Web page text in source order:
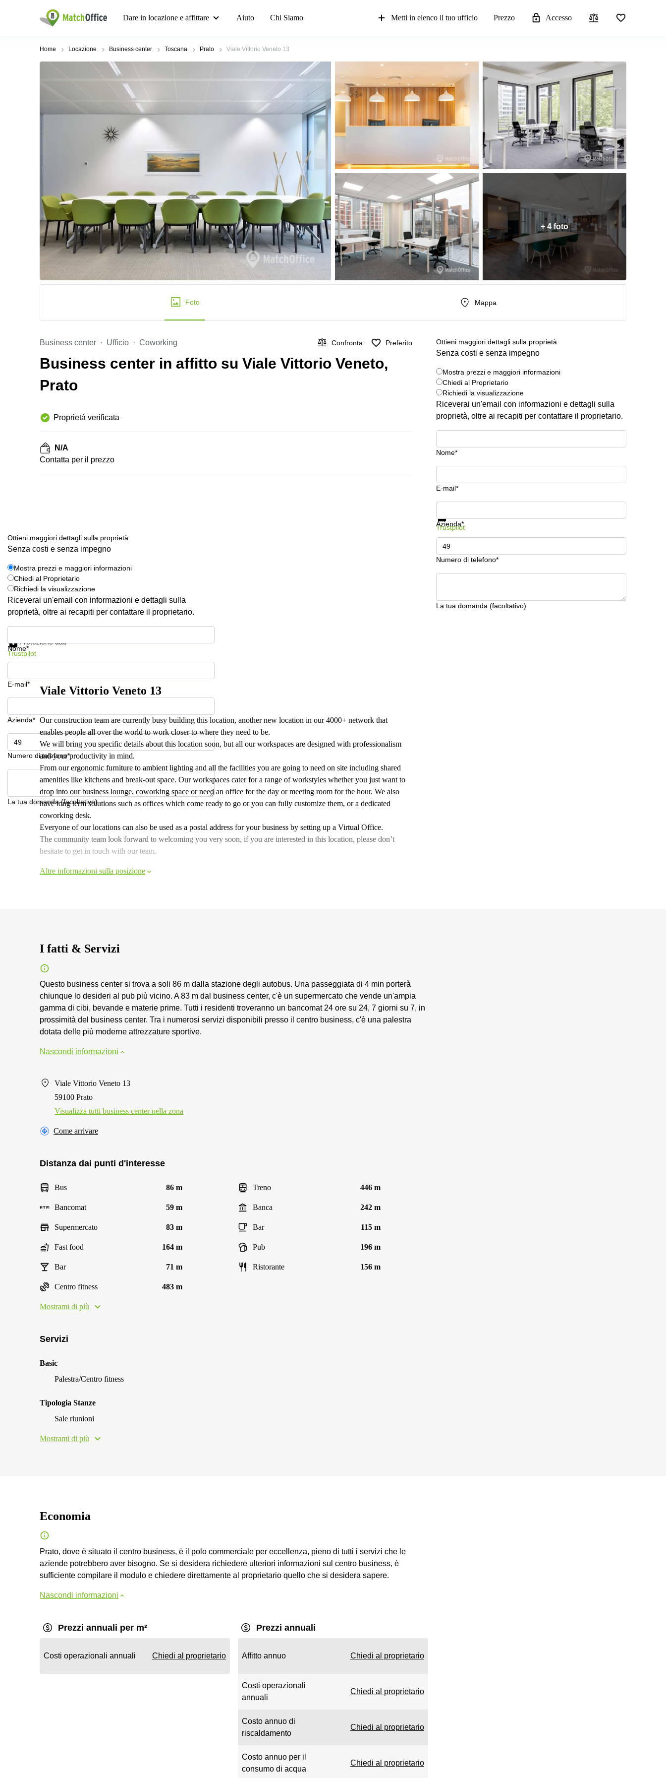
Dare in locazione e affittare Aiuto Chi Siamo Metti in elenco il tuo ufficio Prezzo Accesso
Home Locazione Business center Toscana Prato Viale Vittorio Veneto 13
+ 4 foto
Foto Mappa
Business center Ufficio Coworking Confronta Preferito
Business center in affitto su Viale Vittorio Veneto,
Prato
Proprietà verificata
N/A
Сontatta per il prezzo
Ottieni maggiori dettagli sulla proprietà
Senza costi e senza impegno
Mostra prezzi e maggiori informazioni
Chiedi al Proprietario
Richiedi la visualizzazione
Riceverai un'email con informazioni e dettagli sulla
proprietà, oltre ai recapiti per contattare il proprietario.
Nome*
E-mail*
Azienda*
Numero di telefono*
La tua domanda (facoltativo)
Mostra prezzi e maggiori informazioni
Trustpilot
Ottieni maggiori dettagli sulla proprietà
Senza costi e senza impegno
Mostra prezzi e maggiori informazioni
Chiedi al Proprietario
Richiedi la visualizzazione
Riceverai un'email con informazioni e dettagli sulla
proprietà, oltre ai recapiti per contattare il proprietario.
Nome*
E-mail*
Azienda*
Numero di telefono*
La tua domanda (facoltativo)
Protezione dati
Trustpilot
Viale Vittorio Veneto 13
Our construction team are currently busy building this location, another new location in our 4000+ network that
enables people all over the world to work closer to where they need to be.
We will bring you specific details about this location soon, but all our workspaces are designed with professionalism
and your productivity in mind.
From our ergonomic furniture to ambient lighting and all the facilities you are going to need on site including shared
amenities like kitchens and break-out space. Our workspaces cater for a range of workstyles whether you just want to
drop into our business lounge, coworking space or need an office for the day or meeting room for the hour. We also
have long term solutions such as offices which come ready to go or you can fully customize them, or a dedicated
coworking desk.
Everyone of our locations can also be used as a postal address for your business by setting up a Virtual Office.
The community team look forward to welcoming you very soon, if you are interested in this location, please don’t
hesitate to get in touch with our team.
Altre informazioni sulla posizione
I fatti & Servizi
Questo business center si trova a soli 86 m dalla stazione degli autobus. Una passeggiata di 4 min porterà
chiunque lo desideri al pub più vicino. A 83 m dal business center, c'è un supermercato che vende un'ampia
gamma di cibi, bevande e materie prime. Tutti i residenti troveranno un bancomat 24 ore su 24, 7 giorni su 7, in
prossimità del business center. Tra i numerosi servizi disponibili presso il centro business, c'è una palestra
dotata delle più moderne attrezzature sportive.
Nascondi informazioni
Viale Vittorio Veneto 13
59100 Prato
Visualizza tutti business center nella zona
Come arrivare
Distanza dai punti d'interesse
Bus 86 m Treno 446 m
Bancomat 59 m Banca 242 m
Supermercato 83 m Bar 115 m
Fast food 164 m Pub 196 m
Bar 71 m Ristorante 156 m
Centro fitness 483 m
Mostrami di più
Servizi
Basic
Palestra/Centro fitness
Tipologia Stanze
Sale riunioni
Mostrami di più
Economia
Prato, dove è situato il centro business, è il polo commerciale per eccellenza, pieno di tutti i servizi che le
aziende potrebbero aver bisogno. Se si desidera richiedere ulteriori informazioni sul centro business, è
sufficiente compilare il modulo e chiedere direttamente al proprietario quello che si desidera sapere.
Nascondi informazioni
Prezzi annuali per m²
Costi operazionali annuali Chiedi al proprietario
Prezzi annuali
Affitto annuo Chiedi al proprietario
Costi operazionali
annuali
Chiedi al proprietario
Costo annuo di
riscaldamento
Chiedi al proprietario
Costo annuo per il
consumo di acqua
Chiedi al proprietario